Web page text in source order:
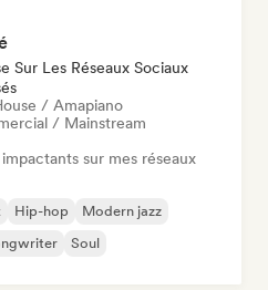
Sur Les Réseaux Sociaux
/ Amapiano
/ Mainstream
sur mes réseaux
Hip-hop
Modern jazz
Soul